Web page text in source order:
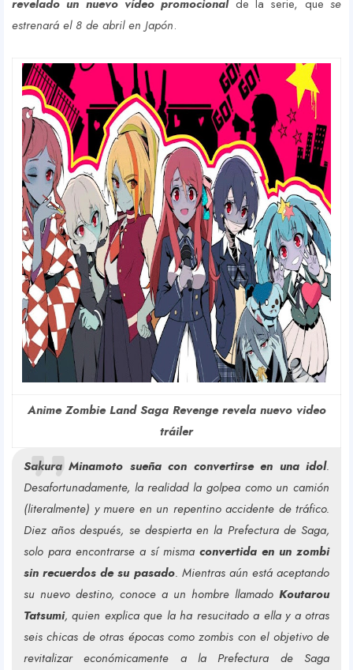
revelado un nuevo vídeo promocional de la serie, quese
estrenará el 8 de abril en Japón.
Anime Zombie Land Saga Revenge revela nuevo video
tráiler
Sakura Minamoto sueña con convertirse en una idol.
Desafortunadamente, la realidad la golpea como un camión
(literalmente) y muere en un repentino accidente de tráfico.
Diez años después, se despierta en la Prefectura de Saga,
solo para encontrarse a sí misma convertida en un zombi
sin recuerdos de su pasado. Mientras aún está aceptando
su nuevo destino, conoce a un hombre llamado Koutarou
Tatsumi, quien explica que la ha resucitado a ella y a otras
seis chicas de otras épocas como zombis con el objetivo de
revitalizar económicamente a la Prefectura de Saga